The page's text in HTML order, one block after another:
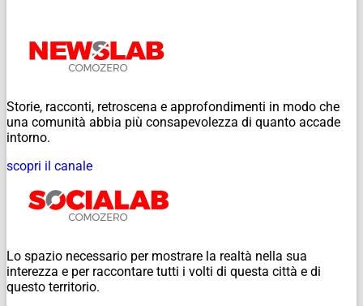
Storie, racconti, retroscena e approfondimenti in modo che
una comunità abbia più consapevolezza di quanto accade
intorno.
scopri il canale
Lo spazio necessario per mostrare la realtà nella sua
interezza e per raccontare tutti i volti di questa città e di
questo territorio.